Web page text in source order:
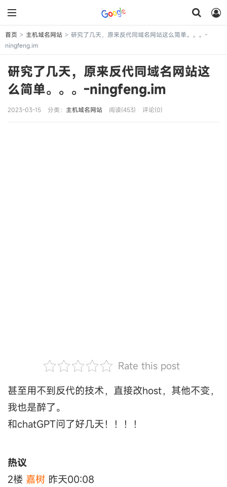
首页 > 主机域名网站 > 研究了几天，原来反代同域名网站这么简单。。。-
ningfeng.im
研究了几天，原来反代同域名网站这
么简单。。。-ningfeng.im
2023-03-15 分类： 主机域名网站 阅读(453) 评论(0)
Rate this post
甚至用不到反代的技术，直接改host，其他不变，
我也是醉了。
和chatGPT问了好几天！！！！
热议
2楼 嘉树 昨天00:08